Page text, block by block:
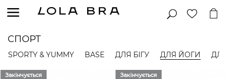
СПОРТ
SPORTY & YUMMY BASE ДЛЯ БІГУ ДЛЯ ЙОГИ
Закінчується Закінчується